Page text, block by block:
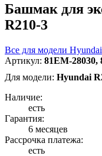
Башмак для
R210-3
Все для модели
Артикул: 81EM-28030,
Для модели: Hyundai
Наличие:
есть
Гарантия:
6 месяцев
Рассрочка платежа:
есть